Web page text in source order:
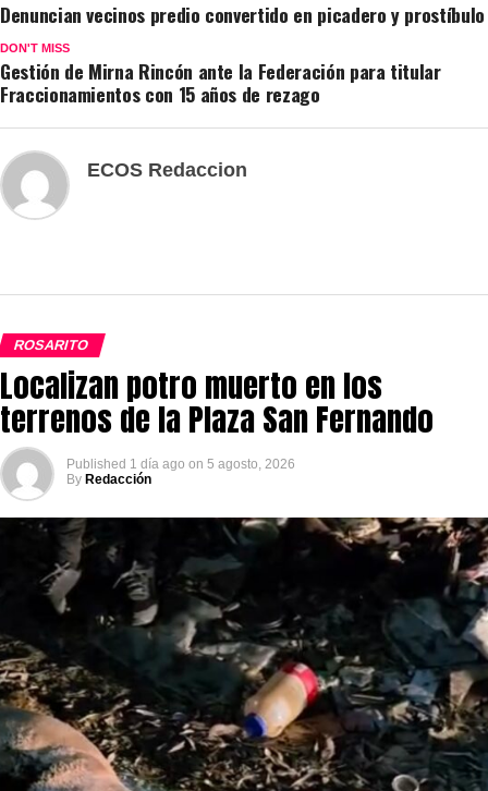
Denuncian vecinos predio convertido en picadero y prostíbulo
DON'T MISS
Gestión de Mirna Rincón ante la Federación para titular
Fraccionamientos con 15 años de rezago
ECOS Redaccion
ROSARITO
Localizan potro muerto en los
terrenos de la Plaza San Fernando
Published 1 día ago on 5 agosto, 2026
By Redacción